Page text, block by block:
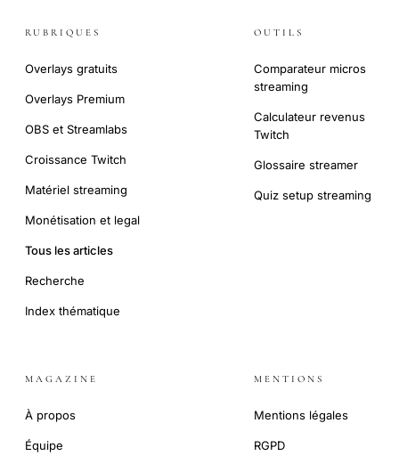
RUBRIQUES
Overlays gratuits
Overlays Premium
OBS et Streamlabs
Croissance Twitch
Matériel streaming
Monétisation et legal
Tous les articles
Recherche
Index thématique
OUTILS
Comparateur micros
streaming
Calculateur revenus
Twitch
Glossaire streamer
Quiz setup streaming
MAGAZINE
À propos
Équipe
MENTIONS
Mentions légales
RGPD